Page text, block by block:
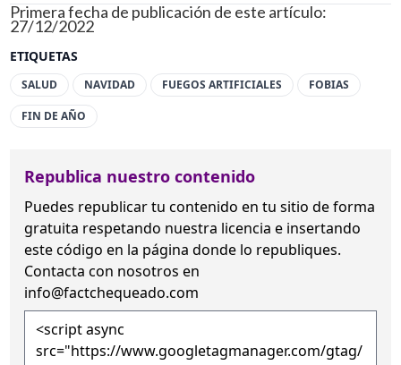
ETIQUETAS
SALUD NAVIDAD FUEGOS ARTIFICIALES FOBIAS
FIN DE AÑO
Primera fecha de publicación de este artículo:
27/12/2022
Republica nuestro contenido
Puedes republicar tu contenido en tu sitio de forma
gratuita respetando nuestra licencia e insertando
este código en la página donde lo republiques.
Contacta con nosotros en
info@factchequeado.com